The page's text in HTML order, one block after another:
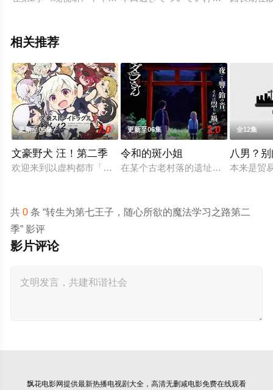
相关推荐
更新至06集 7.0
文豪野犬 汪！第二季
欢迎来到以虚构都市「横滨」为舞台，一众如同疯跑乱咬、四
更新至06集 1.0
令和的斑小姐
在某个古老村落的遗址深处，那一片
全12集
八男？
本来是贸
共 0条 “转生为第七王子，随心所欲的魔法学习之路第二
季” 影评
影片评论
飘花电影网提供最新热播电视剧大全，高清无删减电影免费在线观看